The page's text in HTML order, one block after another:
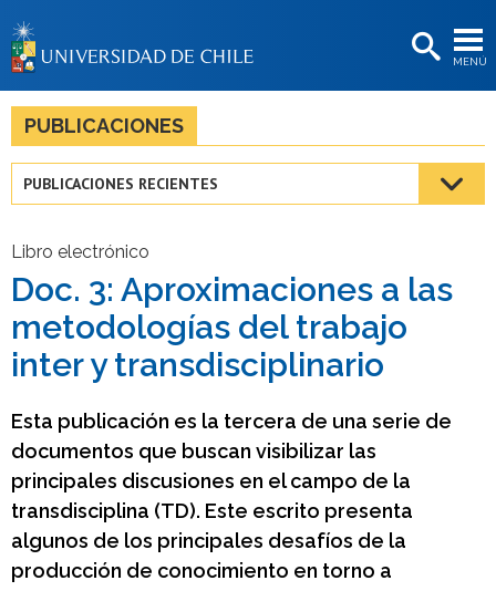
MENÚ
BIBLIOTECAS
LA UNIVERSIDAD
Estudiantes
Funcionarias/os
Egresadas/os
PUBLICACIONES
PUBLICACIONES RECIENTES
Libro electrónico
Doc. 3: Aproximaciones a las
metodologías del trabajo
inter y transdisciplinario
Esta publicación es la tercera de una serie de
documentos que buscan visibilizar las
principales discusiones en el campo de la
transdisciplina (TD). Este escrito presenta
algunos de los principales desafíos de la
producción de conocimiento en torno a